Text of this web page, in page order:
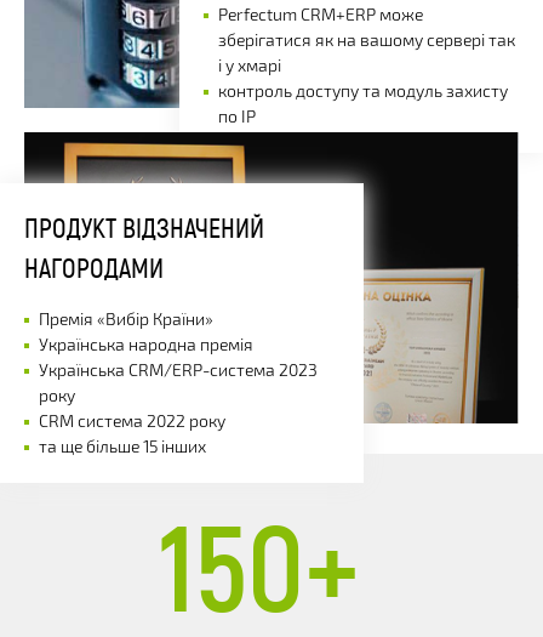
Perfectum CRM+ERP може
зберігатися як на вашому сервері так
і у хмарі
контроль доступу та модуль захисту
по IP
ПРОДУКТ ВІДЗНАЧЕНИЙ
НАГОРОДАМИ
Премія «Вибір Країни»
Українська народна премія
Українська CRM/ERP-система 2023
року
CRM система 2022 року
та ще більше 15 інших
150+